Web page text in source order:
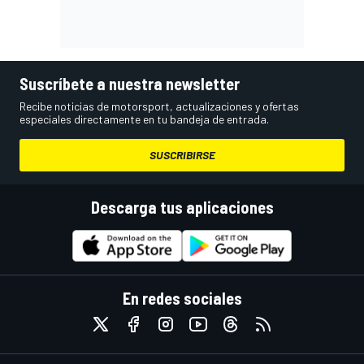
Suscríbete a nuestra newsletter
Recibe noticias de motorsport, actualizaciones y ofertas
especiales directamente en tu bandeja de entrada.
SUSCRIBIRSE
Descarga tus aplicaciones
En redes sociales